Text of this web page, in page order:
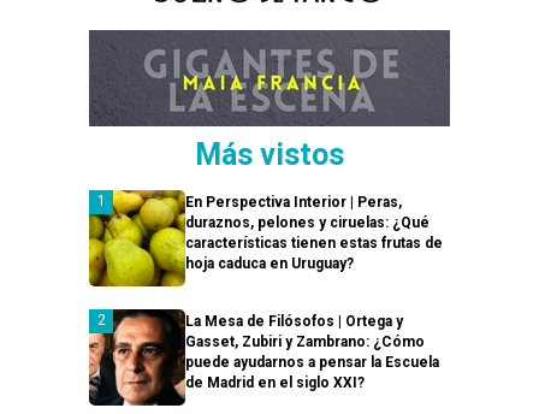
Más vistos
En Perspectiva Interior | Peras,
duraznos, pelones y ciruelas: ¿Qué
características tienen estas frutas de
hoja caduca en Uruguay?
La Mesa de Filósofos | Ortega y
Gasset, Zubiri y Zambrano: ¿Cómo
puede ayudarnos a pensar la Escuela
de Madrid en el siglo XXI?